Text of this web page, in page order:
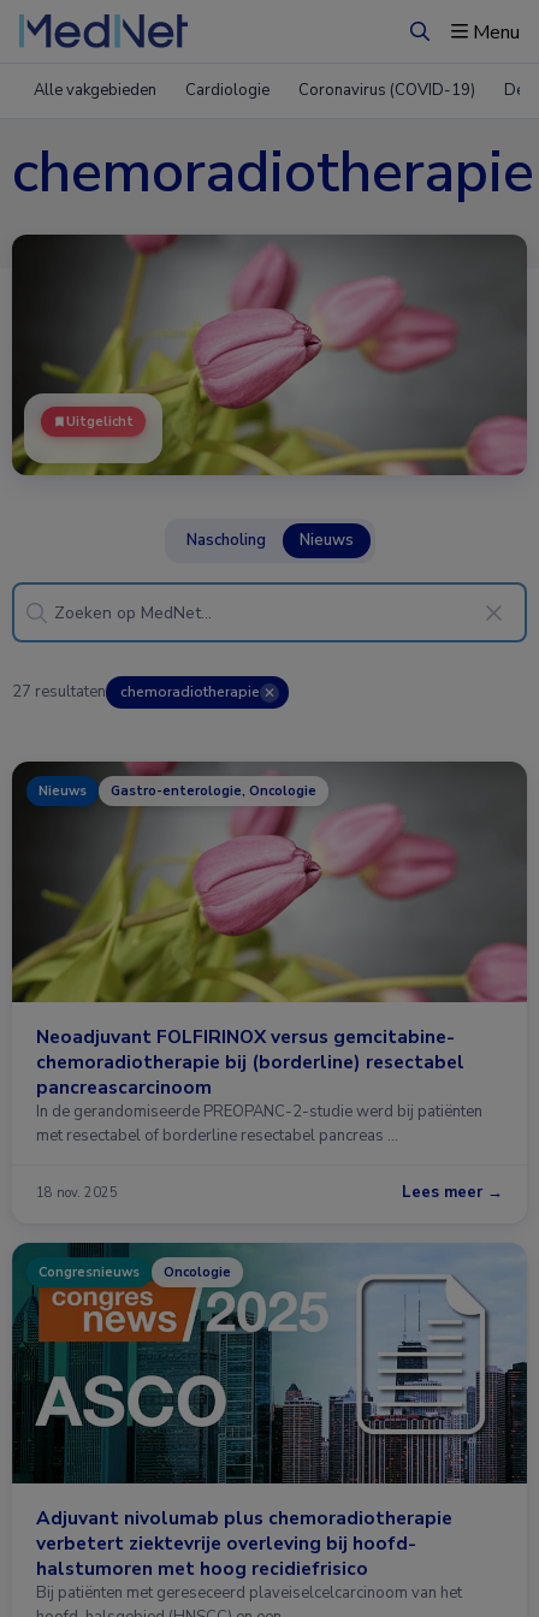
ZoekenMenu
Alle vakgebieden Cardiologie Coronavirus (COVID-19)
chemoradiotherapie
Uitgelicht
Nascholing Nieuws
27 resultaten chemoradiotherapie ✕
Nieuws Gastro-enterologie, Oncologie
Neoadjuvant FOLFIRINOX versus gemcitabine-
chemoradiotherapie bij (borderline) resectabel
pancreascarcinoom
In de gerandomiseerde PREOPANC-2-studie werd bij patiënten
met resectabel of borderline resectabel pancreas …
18 nov. 2025 Lees meer →
Congresnieuws Oncologie
Adjuvant nivolumab plus chemoradiotherapie
verbetert ziektevrije overleving bij hoofd-
halstumoren met hoog recidiefrisico
Bij patiënten met gereseceerd plaveiselcelcarcinoom van het